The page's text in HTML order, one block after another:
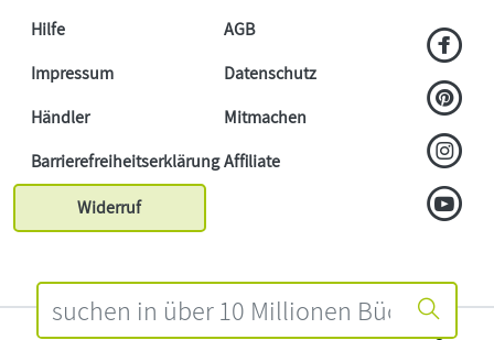
Hilfe
AGB
Impressum
Datenschutz
Händler
Mitmachen
BarrierefreiheitserklärungAffiliate
Widerruf